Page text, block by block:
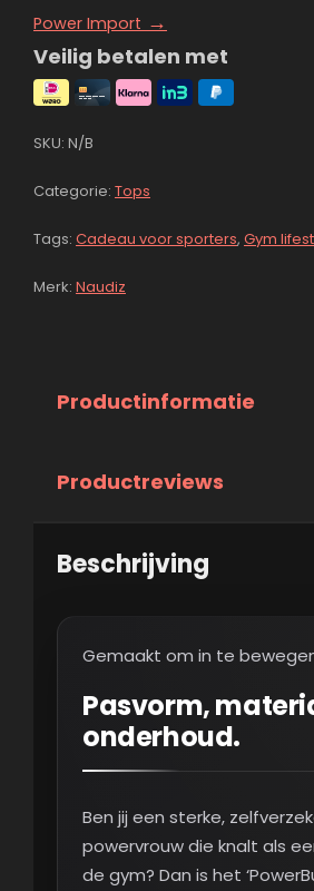
Power Import →
Veilig betalen met
SKU: N/B
Categorie: Tops
Tags: Cadeau voor sporters, Gym
Merk: Naudiz
Productinformatie
Productreviews
Beschrijving
Gemaakt om in te
Pasvorm,
onderhoud.
Ben jij een sterke,
powervrouw die knalt als
de gym? Dan is het